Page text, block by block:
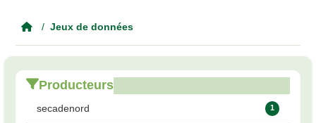
Jeux de données
Producteurs
secadenord 1